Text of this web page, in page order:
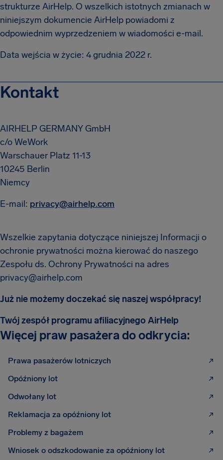
strukturze AirHelp. O wszelkich istotnych zmianach w
niniejszym dokumencie AirHelp powiadomi z
odpowiednim wyprzedzeniem w wiadomości e-mail.
Data wejścia w życie: 4 grudnia 2022 r.
Kontakt
AIRHELP GERMANY GmbH
c/o WeWork
Warschauer Platz 11-13
10245 Berlin
Niemcy
E-mail: privacy@airhelp.com
Wszelkie zapytania dotyczące niniejszej Informacji o
ochronie prywatności można kierować do naszego
Zespołu ds. Ochrony Prywatności na adres
privacy@airhelp.com
Już nie możemy doczekać się naszej współpracy!
Twój zespół programu afiliacyjnego AirHelp
Więcej praw pasażera do odkrycia:
Prawa pasażerów lotniczych
Opóźniony lot
Odwołany lot
Reklamacja za opóźniony lot
Problemy z bagażem
Wniosek o odszkodowanie za opóźniony lot